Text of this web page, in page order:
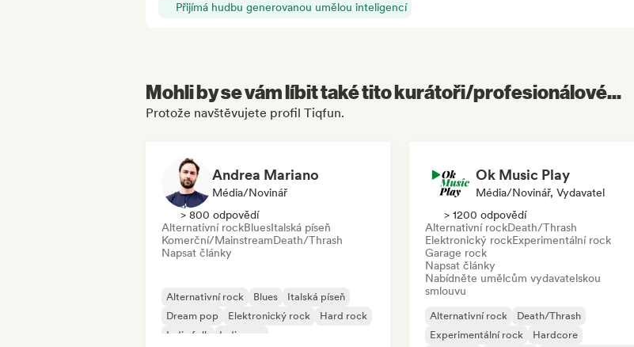
Přijímá hudbu generovanou umělou inteligencí
Mohli by se vám líbit také tito kurátoři/profesionálové...
Protože navštěvujete profil Tiqfun.
Andrea Mariano
Média/novinář
> 800 odpovědí
Alternativní rockBluesItalská píseň
Komerční/MainstreamDeath/Thrash
Napsat články
Alternativní rock Blues
Italská píseň
Dream pop
Elektronický rock
Hard rock
Indie folk
Indie pop
Ok Music Play
Média/novinář, Vydavatel
> 1200 odpovědí
Alternativní rockDeath/Thrash
Elektronický rockExperimentální rock
Garage rock
Napsat články
Nabídněte umělcům vydavatelskou
smlouvu
Alternativní rock
Death/Thrash
Experimentální rock
Hardcore